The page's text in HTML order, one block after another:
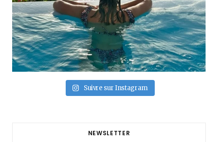
Suivre sur Instagram
NEWSLETTER